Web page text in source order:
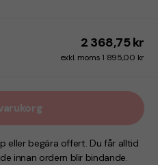
2 368,75 kr
exkl. moms 1 895,00 kr
eller begära offert. Du får alltid
innan ordern blir bindande.